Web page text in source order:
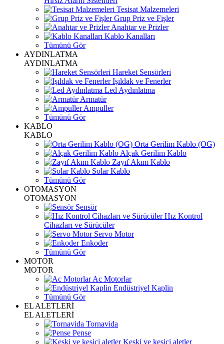
Tesisat Malzemeleri
Grup Priz ve Fişler
Anahtar ve Prizler
Kablo Kanalları
Tümünü Gör
AYDINLATMA
AYDINLATMA
Hareket Sensörleri
Işıldak ve Fenerler
Led Aydınlatma
Armatür
Ampuller
Tümünü Gör
KABLO
KABLO
Orta Gerilim Kablo (OG)
Alçak Gerilim Kablo
Zayıf Akım Kablo
Solar Kablo
Tümünü Gör
OTOMASYON
OTOMASYON
Sensör
Hız Kontrol
Cihazları ve Sürücüler
Servo Motor
Enkoder
Tümünü Gör
MOTOR
MOTOR
Ac Motorlar
Endüstriyel Kaplin
Tümünü Gör
EL ALETLERİ
EL ALETLERİ
Tornavida
Pense
Keski ve kesici aletler